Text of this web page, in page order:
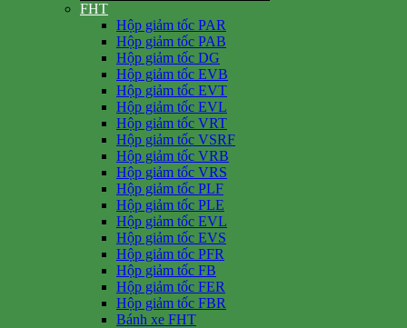
FHT
Hộp giảm tốc PAR
Hộp giảm tốc PAB
Hộp giảm tốc DG
Hộp giảm tốc EVB
Hộp giảm tốc EVT
Hộp giảm tốc EVL
Hộp giảm tốc VRT
Hộp giảm tốc VSRF
Hộp giảm tốc VRB
Hộp giảm tốc VRS
Hộp giảm tốc PLF
Hộp giảm tốc PLE
Hộp giảm tốc EVL
Hộp giảm tốc EVS
Hộp giảm tốc PFR
Hộp giảm tốc FB
Hộp giảm tốc FER
Hộp giảm tốc FBR
Bánh xe FHT